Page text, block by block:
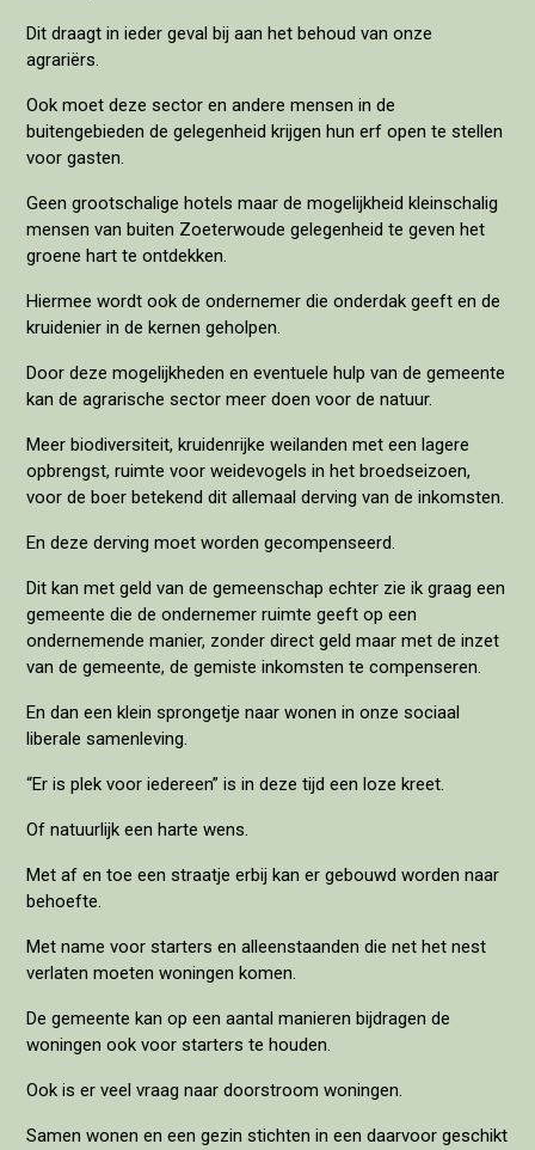
Dit draagt in ieder geval bij aan het behoud van onze
agrariërs.
Ook moet deze sector en andere mensen in de
buitengebieden de gelegenheid krijgen hun erf open te stellen
voor gasten.
Geen grootschalige hotels maar de mogelijkheid kleinschalig
mensen van buiten Zoeterwoude gelegenheid te geven het
groene hart te ontdekken.
Hiermee wordt ook de ondernemer die onderdak geeft en de
kruidenier in de kernen geholpen.
Door deze mogelijkheden en eventuele hulp van de gemeente
kan de agrarische sector meer doen voor de natuur.
Meer biodiversiteit, kruidenrijke weilanden met een lagere
opbrengst, ruimte voor weidevogels in het broedseizoen,
voor de boer betekend dit allemaal derving van de inkomsten.
En deze derving moet worden gecompenseerd.
Dit kan met geld van de gemeenschap echter zie ik graag een
gemeente die de ondernemer ruimte geeft op een
ondernemende manier, zonder direct geld maar met de inzet
van de gemeente, de gemiste inkomsten te compenseren.
En dan een klein sprongetje naar wonen in onze sociaal
liberale samenleving.
“Er is plek voor iedereen” is in deze tijd een loze kreet.
Of natuurlijk een harte wens.
Met af en toe een straatje erbij kan er gebouwd worden naar
behoefte.
Met name voor starters en alleenstaanden die net het nest
verlaten moeten woningen komen.
De gemeente kan op een aantal manieren bijdragen de
woningen ook voor starters te houden.
Ook is er veel vraag naar doorstroom woningen.
Samen wonen en een gezin stichten in een daarvoor geschikt